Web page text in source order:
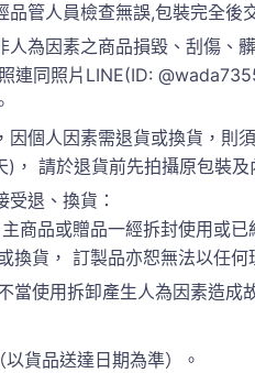
品管人員檢查無誤,包裝完全後
人為因素之商品損毀、刮傷、
連同照片LINE(ID:
因個人因素需退貨或換貨，則
)， 請於退貨前先拍攝原包裝
退、換貨：
商品或贈品一經拆封使用或
換貨， 訂製品亦恕無法以任何
當使用拆卸產生人為因素造成
貨品送達日期為準）。